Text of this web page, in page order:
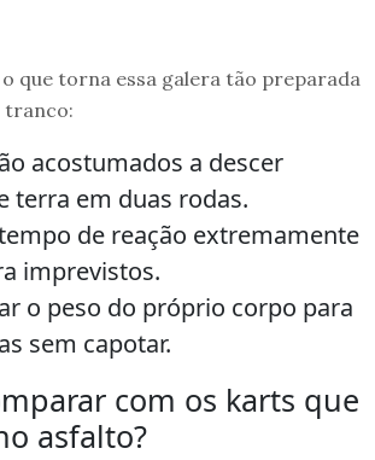
que torna essa galera tão preparada
tranco:
acostumados a descer
terra em duas rodas.
de reação extremamente
imprevistos.
o peso do próprio corpo para
sem capotar.
com os karts que
asfalto?